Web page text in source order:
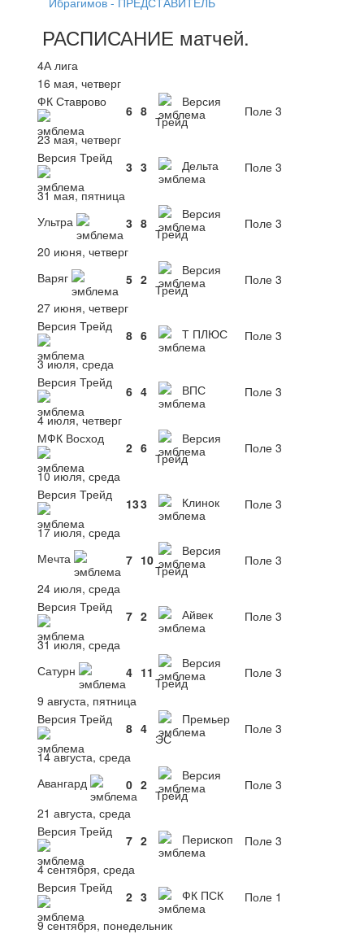
РАСПИСАНИЕ матчей.
4А лига
16 мая, четверг
ФК Ставрово
6 8
Версия
Трейд
Поле 3
23 мая, четверг
Версия Трейд
3 3 Дельта
Поле 3
31 мая, пятница
Ультра
3 8
Версия
Трейд
Поле 3
20 июня, четверг
Варяг
5 2
Версия
Трейд
Поле 3
27 июня, четверг
Версия Трейд
8 6 Т ПЛЮС
Поле 3
3 июля, среда
Версия Трейд
6 4 ВПС
Поле 3
4 июля, четверг
МФК Восход
2 6
Версия
Трейд
Поле 3
10 июля, среда
Версия Трейд
133 Клинок
Поле 3
17 июля, среда
Мечта
7 10
Версия
Трейд
Поле 3
24 июля, среда
Версия Трейд
7 2 Айвек
Поле 3
31 июля, среда
Сатурн
4 11
Версия
Трейд
Поле 3
9 августа, пятница
Версия Трейд
8 4
Премьер
ЭС
Поле 3
14 августа, среда
Авангард
0 2
Версия
Трейд
Поле 3
21 августа, среда
Версия Трейд
7 2 Перископ
Поле 3
4 сентября, среда
Версия Трейд
2 3 ФК ПСК
Поле 1
9 сентября, понедельник